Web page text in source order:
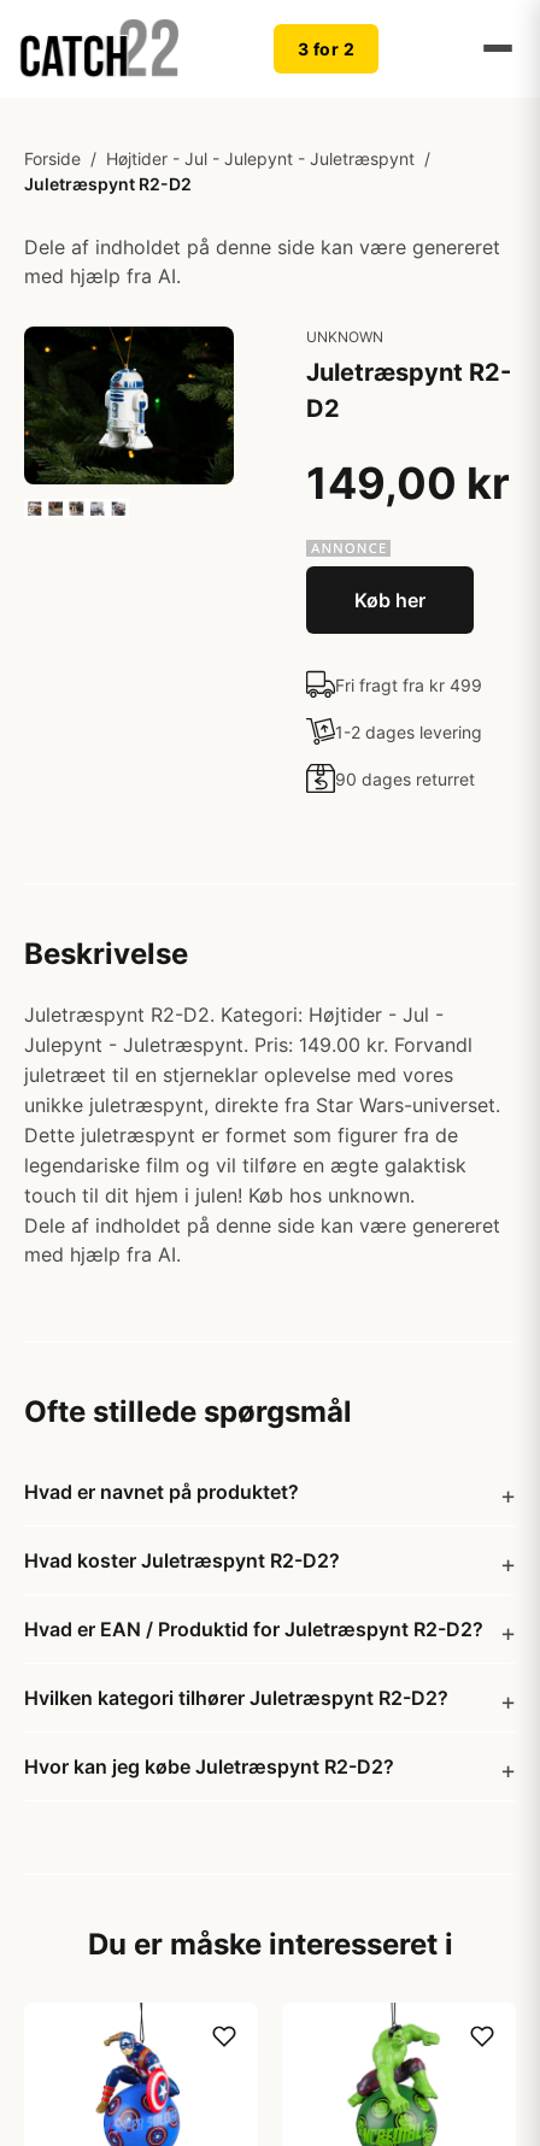
3 for 2
Forside / Højtider - Jul - Julepynt - Juletræspynt /
Juletræspynt R2-D2
Dele af indholdet på denne side kan være genereret
med hjælp fra AI.
UNKNOWN
Juletræspynt R2-
D2
149,00 kr
Køb her
Fri fragt fra kr 499
1-2 dages levering
90 dages returret
Beskrivelse
Juletræspynt R2-D2. Kategori: Højtider - Jul -
Julepynt - Juletræspynt. Pris: 149.00 kr. Forvandl
juletræet til en stjerneklar oplevelse med vores
unikke juletræspynt, direkte fra Star Wars-universet.
Dette juletræspynt er formet som figurer fra de
legendariske film og vil tilføre en ægte galaktisk
touch til dit hjem i julen! Køb hos unknown.
Dele af indholdet på denne side kan være genereret
med hjælp fra AI.
Ofte stillede spørgsmål
Hvad er navnet på produktet?
Hvad koster Juletræspynt R2-D2?
Hvad er EAN / Produktid for Juletræspynt R2-D2?
Hvilken kategori tilhører Juletræspynt R2-D2?
Hvor kan jeg købe Juletræspynt R2-D2?
Du er måske interesseret i